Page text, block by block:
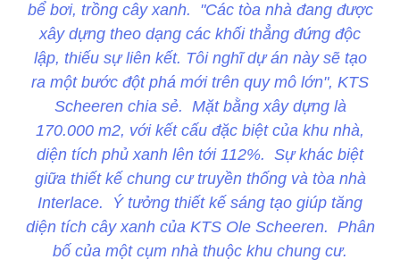
bể bơi, trồng cây xanh. "Các tòa nhà đang được
xây dựng theo dạng các khối thẳng đứng độc
lập, thiếu sự liên kết. Tôi nghĩ dự án này sẽ tạo
ra một bước đột phá mới trên quy mô lớn", KTS
Scheeren chia sẻ. Mặt bằng xây dựng là
170.000 m2, với kết cấu đặc biệt của khu nhà,
diện tích phủ xanh lên tới 112%. Sự khác biệt
giữa thiết kế chung cư truyền thống và tòa nhà
Interlace. Ý tưởng thiết kế sáng tạo giúp tăng
diện tích cây xanh của KTS Ole Scheeren. Phân
bố của một cụm nhà thuộc khu chung cư.